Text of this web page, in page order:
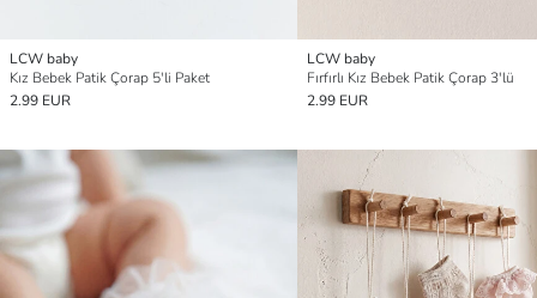
LCW baby
Kız Bebek Patik Çorap 5'li Paket
2.99 EUR
LCW baby
Fırfırlı Kız Bebek Patik Çorap 3'lü
2.99 EUR